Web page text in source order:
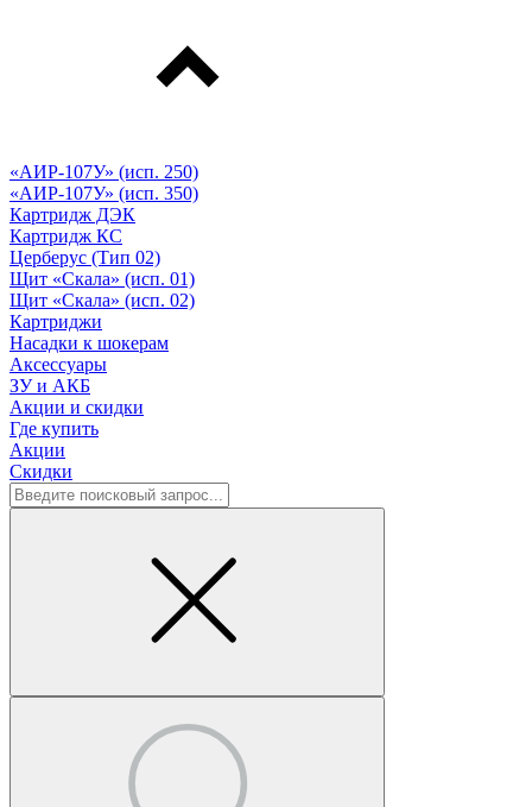
«АИР-107У» (исп. 250)
«АИР-107У» (исп. 350)
Картридж ДЭК
Картридж КС
Церберус (Тип 02)
Щит «Скала» (исп. 01)
Щит «Скала» (исп. 02)
Картриджи
Насадки к шокерам
Аксессуары
ЗУ и АКБ
Акции и скидки
Где купить
Акции
Скидки